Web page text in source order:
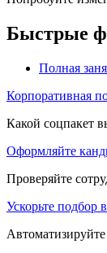
Быстрые
Полная
Корпоративная
Какой соцпакет
Оформляйте
Проверяйте
Ускорьте подбор